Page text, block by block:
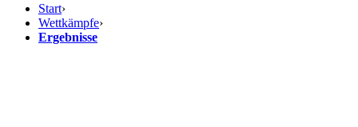
Start›
Wettkämpfe›
Ergebnisse